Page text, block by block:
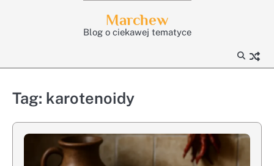
Marchew
Blog o ciekawej tematyce
Tag: karotenoidy